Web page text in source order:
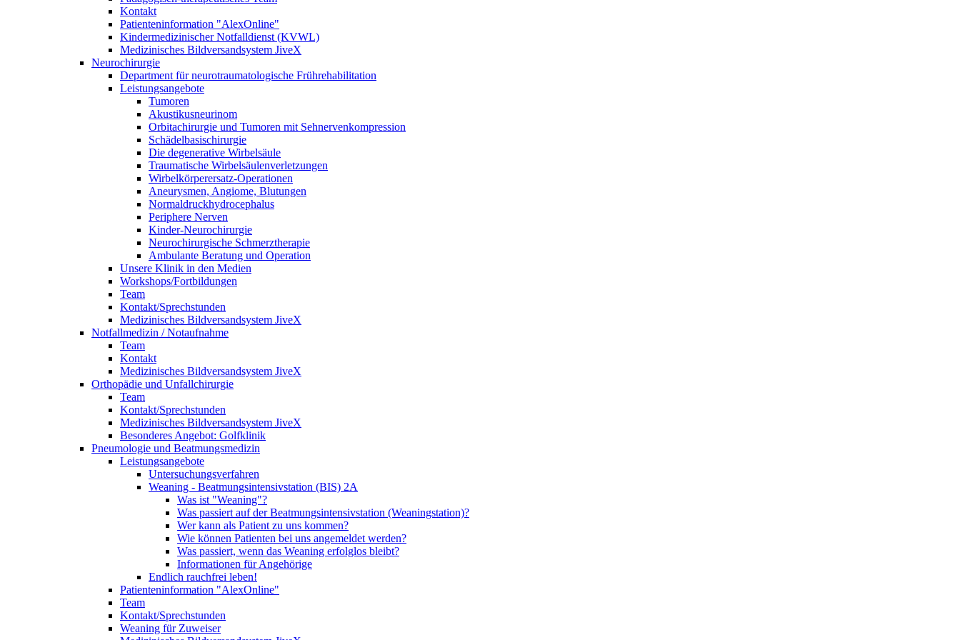
Kontakt
Patienteninformation "AlexOnline"
Kindermedizinischer Notfalldienst (KVWL)
Medizinisches Bildversandsystem JiveX
Neurochirurgie
Department für neurotraumatologische Frührehabilitation
Leistungsangebote
Tumoren
Akustikusneurinom
Orbitachirurgie und Tumoren mit Sehnervenkompression
Schädelbasischirurgie
Die degenerative Wirbelsäule
Traumatische Wirbelsäulenverletzungen
Wirbelkörperersatz-Operationen
Aneurysmen, Angiome, Blutungen
Normaldruckhydrocephalus
Periphere Nerven
Kinder-Neurochirurgie
Neurochirurgische Schmerztherapie
Ambulante Beratung und Operation
Unsere Klinik in den Medien
Workshops/Fortbildungen
Team
Kontakt/Sprechstunden
Medizinisches Bildversandsystem JiveX
Notfallmedizin / Notaufnahme
Team
Kontakt
Medizinisches Bildversandsystem JiveX
Orthopädie und Unfallchirurgie
Team
Kontakt/Sprechstunden
Medizinisches Bildversandsystem JiveX
Besonderes Angebot: Golfklinik
Pneumologie und Beatmungsmedizin
Leistungsangebote
Untersuchungsverfahren
Weaning - Beatmungsintensivstation (BIS) 2A
Was ist "Weaning"?
Was passiert auf der Beatmungsintensivstation (Weaningstation)?
Wer kann als Patient zu uns kommen?
Wie können Patienten bei uns angemeldet werden?
Was passiert, wenn das Weaning erfolglos bleibt?
Informationen für Angehörige
Endlich rauchfrei leben!
Patienteninformation "AlexOnline"
Team
Kontakt/Sprechstunden
Weaning für Zuweiser